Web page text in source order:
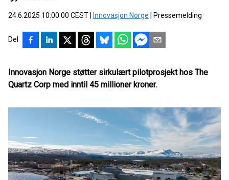
24.6.2025 10:00:00 CEST Innovasjon Norge Pressemelding
Del
Innovasjon Norge støtter sirkulært pilotprosjekt hos The
Quartz Corp med inntil 45 millioner kroner.